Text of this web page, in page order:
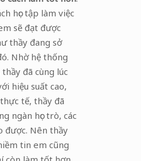
học tập làm việc
sẽ đạt được
thầy đang sở
Nhờ hệ thống
thầy đã cùng lúc
hiệu suất cao,
tế, thầy đã
ngàn học trò, các
được. Nên thầy
tin em cũng